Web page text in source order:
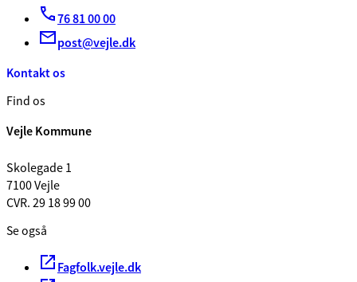
76 81 00 00
post@vejle.dk
Kontakt os
Find os
Vejle Kommune
Skolegade 1
7100 Vejle
CVR. 29 18 99 00
Se også
Fagfolk.vejle.dk